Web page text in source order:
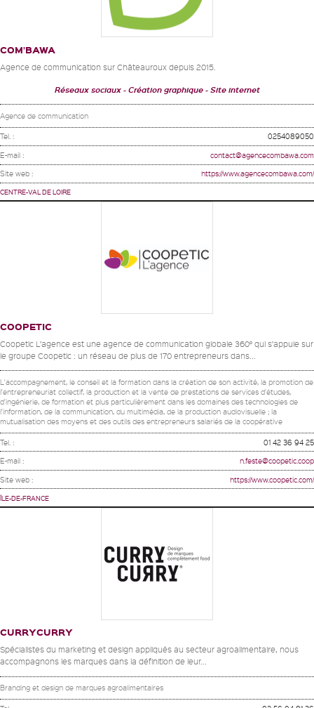
COM’BAWA
Agence de communication sur Châteauroux depuis 2015.
Réseaux sociaux Création graphique Site internet
Agence de communication
Tel. : 0254089050
E-mail : contact@agencecombawa.com
Site web : https://www.agencecombawa.com/
CENTRE-VAL DE LOIRE
COOPETIC
Coopetic L’agence est une agence de communication globale 360° qui s’appuie sur
le groupe Coopetic : un réseau de plus de 170 entrepreneurs dans...
L'accompagnement, le conseil et la formation dans la création de son activité, la promotion de
l'entrepreneuriat collectif, la production et la vente de prestations de services d'études,
d'ingénierie, de formation et plus particulièrement dans les domaines des technologies de
l'information, de la communication, du multimédia, de la production audiovisuelle ; la
mutualisation des moyens et des outils des entrepreneurs salariés de la coopérative
Tel. : 01 42 36 94 25
E-mail : n.feste@coopetic.coop
Site web : https://www.coopetic.com/
ÎLE-DE-FRANCE
CURRYCURRY
Spécialistes du marketing et design appliqués au secteur agroalimentaire, nous
accompagnons les marques dans la définition de leur...
Branding et design de marques agroalimentaires